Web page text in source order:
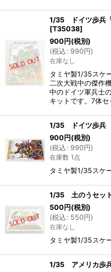
1/35 ドイツ歩兵
[T35038]
900円(税別)
(税込: 990円)
在庫なし
タミヤ製1/35スケ
二次大戦中の傑作
中のドイツ軍兵士
キットです。7体セ
1/35 ドイツ歩兵
900円(税別)
(税込: 990円)
在庫数 1点
タミヤ製1/35スケ
1/35 土のうセッ
500円(税別)
(税込: 550円)
在庫なし
タミヤ製1/35スケ
1/35 アメリカ歩